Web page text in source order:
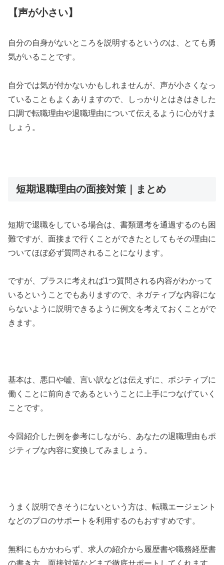
【声が小さい】
自分の自身がないところを説明するというのは、とても勇
気がいることです。
自分では気が付かないかもしれませんが、声が小さくなっ
ていることもよくありますので、しっかりとはきはきした
口調で転職理由や退職理由について伝えるように心がけま
しょう。
短期退職理由の面接対策｜まとめ
短期で退職をしている場合は、書類選考を通過するのも困
難ですが、面接まで行くことができたとしてもその理由に
ついてほぼ必ず質問されることになります。
ですが、プラスに考えれば1つ質問される内容がわかって
いるということでもありますので、ネガティブな内容にな
らないように説明できるように例文を考えておくことがで
きます。
基本は、悪口や嘘、言い訳などは伝えずに、ポジティブに
働くことに前向きであるということに上手につなげていく
ことです。
今回紹介した例を参考にしながら、あなたの退職理由もポ
ジティブな内容に変換してみましょう。
うまく説明できそうにないという方は、転職エージェント
などのプロのサポートを利用するのもおすすめです。
無料にもかかわらず、求人の紹介から履歴書や職務経歴書